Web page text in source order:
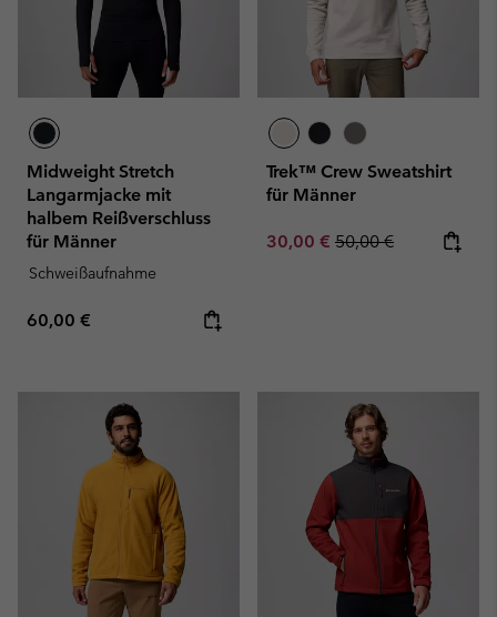
Midweight Stretch
Langarmjacke mit
halbem Reißverschluss
für Männer
Schweißaufnahme
Regular price:
60,00 €
Trek™ Crew Sweatshirt
für Männer
Sale price:
30,00 € Regular price:
50,00 €